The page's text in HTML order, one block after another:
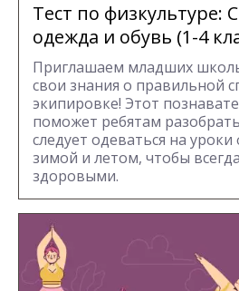
Тест по физкультуре:
одежда и обувь (1-4
Приглашаем младших
свои знания о правильной
экипировке! Этот
поможет ребятам
следует одеваться на
зимой и летом, чтобы
здоровыми.